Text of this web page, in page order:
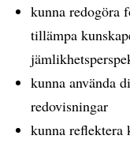
kunna redogöra
tillämpa
kunna använda
redovisningar
kunna